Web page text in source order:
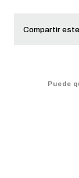
Compartir
Puede